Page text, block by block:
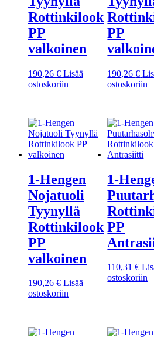
Rottinkilook
PP
valkoinen
190,26 € Lisää
ostoskoriin
PP
190,26€
ostoskoriin
1-Hengen
Nojatuoli
Tyynyllä
Rottinkilook
PP
valkoinen
190,26 € Lisää
ostoskoriin
1-
PP
110,31€
ostoskoriin